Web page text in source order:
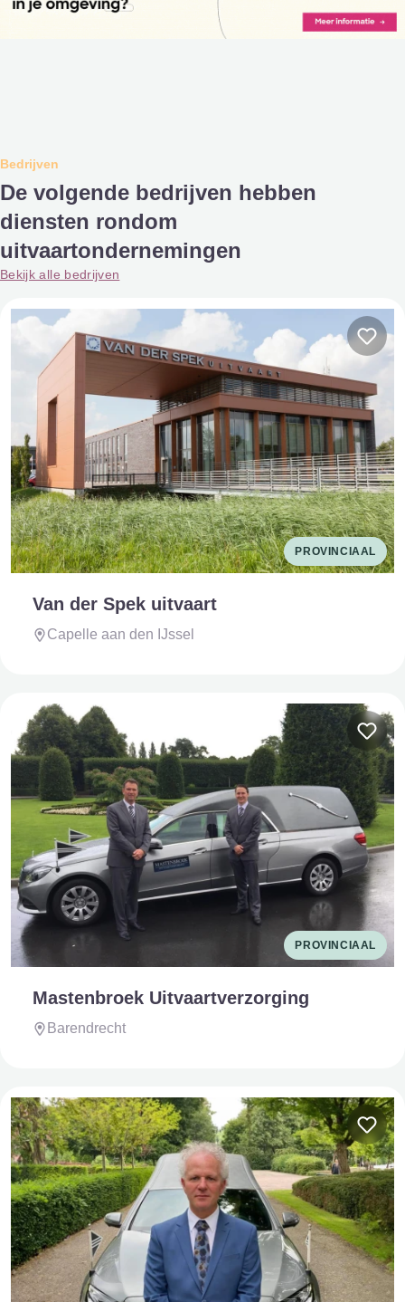
Bedrijven
De volgende bedrijven hebben
diensten rondom
uitvaartondernemingen
Bekijk alle bedrijven
PROVINCIAAL
Van der Spek uitvaart
Capelle aan den IJssel
PROVINCIAAL
Mastenbroek Uitvaartverzorging
Barendrecht